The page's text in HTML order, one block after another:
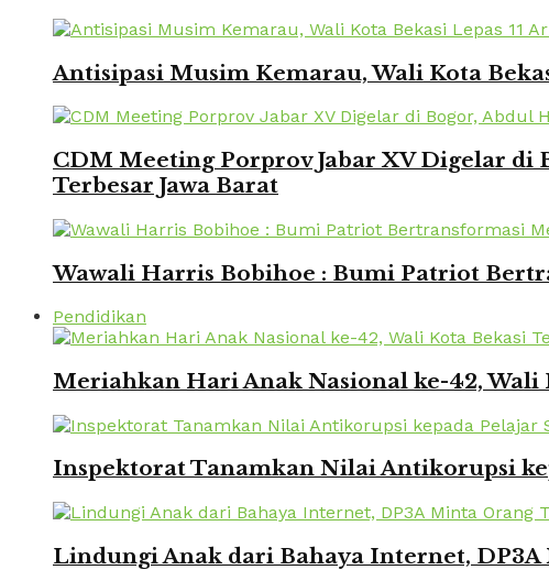
Antisipasi Musim Kemarau, Wali Kota
CDM Meeting Porprov Jabar XV Digelar di
Terbesar Jawa Barat
Wawali Harris Bobihoe : Bumi Patriot
Pendidikan
Meriahkan Hari Anak Nasional ke-42, Wali
Inspektorat Tanamkan Nilai Antikorupsi
Lindungi Anak dari Bahaya Internet,